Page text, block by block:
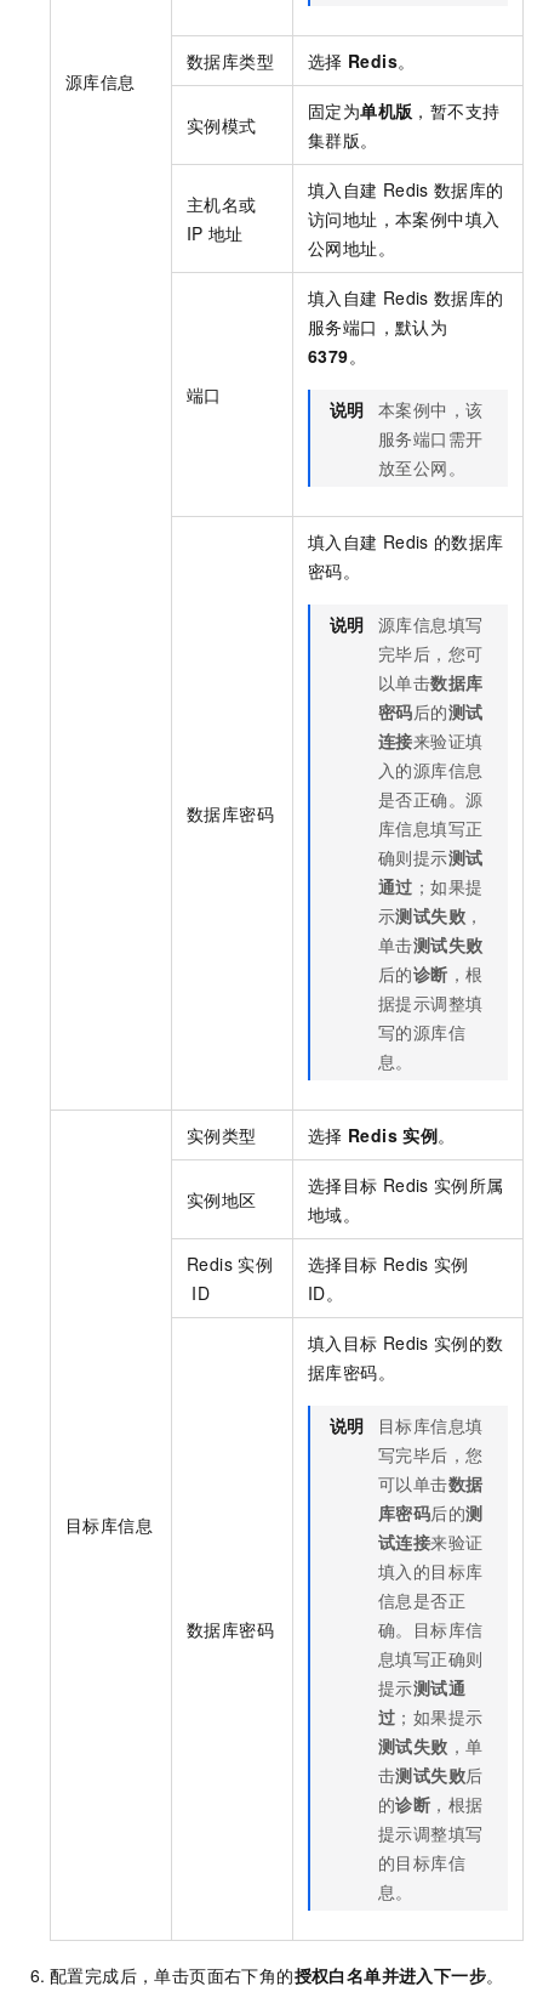
源库信息
数据库类型 选择 Redis。
实例模式
固定为单机版 ，暂不支持
集群版。
主机名或
IP 地址
填入自建 Redis 数据库的
访问地址，本案例中填入
公网地址。
端口
填入自建 Redis 数据库的
服务端口，默认为
6379。
说明 本案例中，该
服务端口需开
放至公网。
数据库密码
填入自建 Redis 的数据库
密码。
说明 源库信息填写
完毕后，您可
以单击数据库
密码后的测试
连接来验证填
入的源库信息
是否正确。源
库信息填写正
确则提示测试
通过 ；如果提
示测试失败 ，
单击测试失败
后的诊断 ，根
据提示调整填
写的源库信
息。
目标库信息
实例类型 选择 Redis 实例。
实例地区
选择目标 Redis 实例所属
地域。
Redis 实例
ID
选择目标 Redis 实例
ID。
数据库密码
填入目标 Redis 实例的数
据库密码。
说明
目标库信息填
写完毕后，您
可以单击数据
库密码后的测
试连接来验证
填入的目标库
信息是否正
确。目标库信
息填写正确则
提示测试通
过 ；如果提示
测试失败 ，单
击测试失败后
的诊断 ，根据
提示调整填写
的目标库信
息。
配置完成后，单击页面右下角的授权白名单并进入下一步。